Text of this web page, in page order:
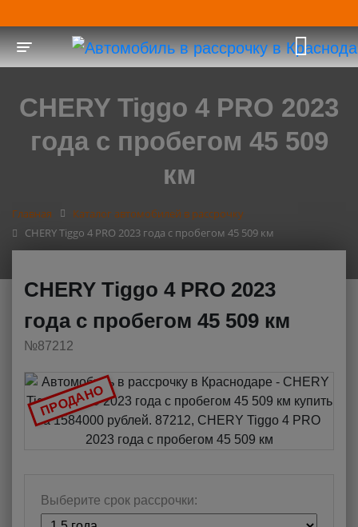
Toggle navigation
CHERY Tiggo 4 PRO 2023
года с пробегом 45 509
км
Главная
Каталог автомобилей в рассрочку
CHERY Tiggo 4 PRO 2023 года с пробегом 45 509 км
CHERY Tiggo 4 PRO 2023
года с пробегом 45 509 км
№87212
Выберите срок рассрочки:
ПРОДАНО